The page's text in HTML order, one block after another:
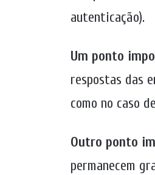
autenticação).
Um ponto
respostas das
como no caso
Outro ponto
permanecem